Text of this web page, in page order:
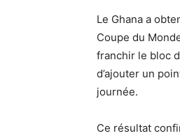
Le Ghana a
Coupe du
franchir le bloc
d’ajouter un
journée.
Ce résultat